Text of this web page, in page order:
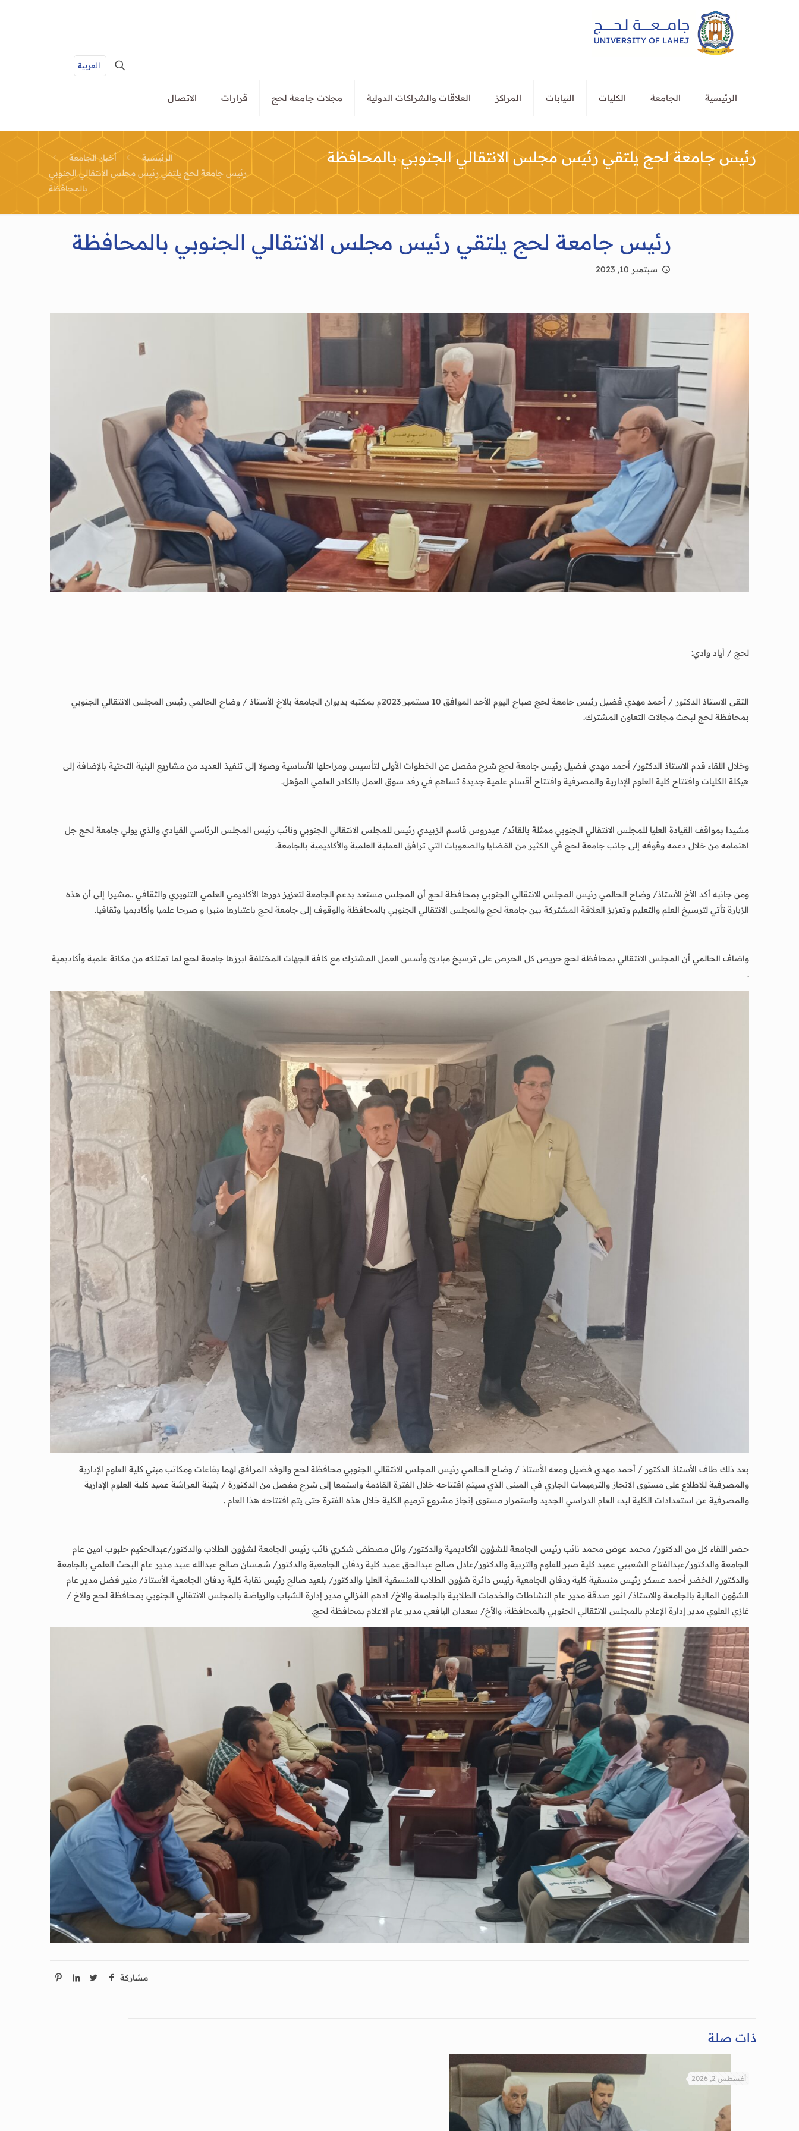
الرئيسية الجامعة الكليات النيابات المراكز العلاقات والشراكات الدولية مجلات جامعة لحج قرارات الاتصال
العربية
رئيس جامعة لحج يلتقي رئيس مجلس الانتقالي الجنوبي بالمحافظة الرئيسية
أخبار الجامعة
رئيس جامعة لحج يلتقي رئيس مجلس الانتقالي الجنوبي
بالمحافظة
رئيس جامعة لحج يلتقي رئيس مجلس الانتقالي الجنوبي بالمحافظة
سبتمبر 10, 2023
لحج / أياد وادي:
التقى الاستاذ الدكتور / أحمد مهدي فضيل رئيس جامعة لحج صباح اليوم الأحد الموافق 10 سبتمبر 2023م بمكتبه بديوان الجامعة بالاخ الأستاذ / وضاح الحالمي رئيس المجلس الانتقالي الجنوبي
بمحافظة لحج لبحث مجالات التعاون المشترك.
وخلال اللقاء قدم الاستاذ الدكتور/ أحمد مهدي فضيل رئيس جامعة لحج شرح مفصل عن الخطوات الأولى لتأسيس ومراحلها الأساسية وصولا إلى تنفيذ العديد من مشاريع البنية التحتية بالإضافة إلى
هيكلة الكليات وافتتاح كلية العلوم الإدارية والمصرفية وافتتاح أقسام علمية جديدة تساهم في رفد سوق العمل بالكادر العلمي المؤهل.
مشيدا بمواقف القيادة العليا للمجلس الانتقالي الجنوبي ممثلة بالقائد/ عيدروس قاسم الزبيدي رئيس للمجلس الانتقالي الجنوبي ونائب رئيس المجلس الرئاسي القيادي والذي يولي جامعة لحج جل
اهتمامه من خلال دعمه وقوفه إلى جانب جامعة لحج في الكثير من القضايا والصعوبات التي ترافق العملية العلمية والأكاديمية بالجامعة.
ومن جانبه أكد الأخ الأستاذ/ وضاح الحالمي رئيس المجلس الانتقالي الجنوبي بمحافظة لحج أن المجلس مستعد بدعم الجامعة لتعزيز دورها الأكاديمي العلمي التنويري والثقافي ..مشيرا إلى أن هذه
الزيارة تأتي لترسيخ العلم والتعليم وتعزيز العلاقة المشتركة بين جامعة لحج والمجلس الانتقالي الجنوبي بالمحافظة والوقوف إلى جامعة لحج باعتبارها منبرا و صرحا علميا وأكاديميا وثقافيا.
واضاف الحالمي أن المجلس الانتقالي بمحافظة لحج حريص كل الحرص على ترسيخ مبادئ وأسس العمل المشترك مع كافة الجهات المختلفة ابرزها جامعة لحج لما تمتلكه من مكانة علمية وأكاديمية
.
بعد ذلك طاف الأستاذ الدكتور / أحمد مهدي فضيل ومعه الأستاذ / وضاح الحالمي رئيس المجلس الانتقالي الجنوبي محافظة لحج والوفد المرافق لهما بقاعات ومكاتب مبني كلية العلوم الإدارية
والمصرفية للاطلاع على مستوى الانجاز والترميمات الجاري في المبنى الذي سيتم افتتاحه خلال الفترة القادمة واستمعا إلى شرح مفصل من الدكتورة / بثينة العراشة عميد كلية العلوم الإدارية
والمصرفية عن استعدادات الكلية لبدء العام الدراسي الجديد واستمرار مستوى إنجاز مشروع ترميم الكلية خلال هذه الفترة حتى يتم افتتاحه هذا العام .
حضر اللقاء كلٍ من الدكتور/ محمد عوض محمد نائب رئيس الجامعة للشؤون الأكاديمية والدكتور/ وائل مصطفى شكري نائب رئيس الجامعة لشؤون الطلاب والدكتور/عبدالحكيم حلبوب امين عام
الجامعة والدكتور/عبدالفتاح الشعيبي عميد كلية صبر للعلوم والتربية والدكتور/عادل صالح عبدالحق عميد كلية ردفان الجامعية والدكتور/ شمسان صالح عبدالله عبيد مدير عام البحث العلمي بالجامعة
والدكتور/ الخضر أحمد عسكر رئيس منسقية كلية ردفان الجامعية رئيس دائرة شؤون الطلاب للمنسقية العليا والدكتور/ بلعيد صالح رئيس نقابة كلية ردفان الجامعية الأستاذ/ منير فضل مدير عام
الشؤون المالية بالجامعة والاستاذ/ انور صدقة مدير عام النشاطات والخدمات الطلابية بالجامعة والاخ/ ادهم الغزالي مدير إدارة الشباب والرياضة بالمجلس الانتقالي الجنوبي بمحافظة لحج والاخ /
غازي العلوي مدير إدارة الإعلام بالمجلس الانتقالي الجنوبي بالمحافظة، والأخ/ سعدان اليافعي مدير عام الاعلام بمحافظة لحج.
مشاركة
ذات صلة
أغسطس 2, 2026